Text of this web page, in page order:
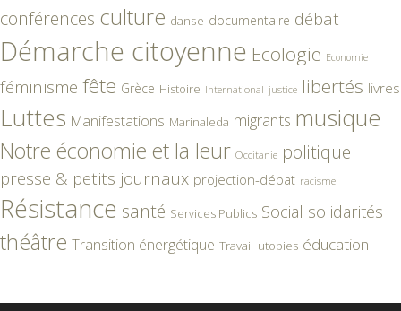
conférences culture danse documentaire débat
Démarche citoyenne Ecologie Economie
féminisme fête Grèce Histoire International justice libertés livres
Luttes Manifestations Marinaleda migrants musique
Notre économie et la leur Occitanie politique
presse & petits journaux projection-débat racisme
Résistance santé Services Publics Social solidarités
théâtre Transition énergétique Travail utopies éducation